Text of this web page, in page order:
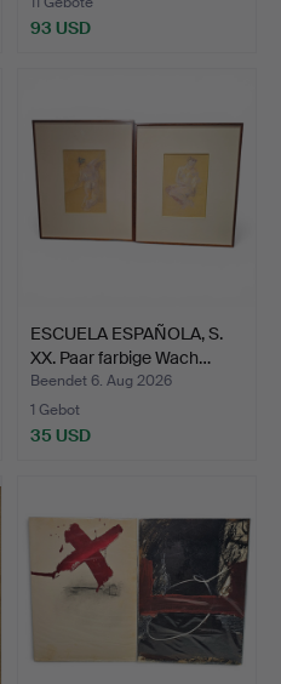
93 USD
ESCUELA ESPAÑOLA, S.
XX. Paar farbige Wach…
Beendet 6. Aug 2026
1 Gebot
35 USD